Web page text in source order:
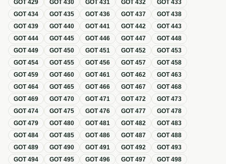
GOT 429 GOT 430 GOT 431 GOT 432 GOT 433
GOT434 GOT435 GOT436 GOT437 GOT438
GOT439 GOT440 GOT441 GOT442 GOT443
GOT444 GOT445 GOT446 GOT447 GOT448
GOT449 GOT450 GOT451 GOT452 GOT453
GOT454 GOT455 GOT456 GOT457 GOT458
GOT459 GOT460 GOT461 GOT462 GOT463
GOT464 GOT465 GOT466 GOT467 GOT468
GOT469 GOT470 GOT471 GOT472 GOT473
GOT474 GOT475 GOT476 GOT477 GOT478
GOT479 GOT480 GOT481 GOT482 GOT483
GOT484 GOT485 GOT486 GOT487 GOT488
GOT489 GOT490 GOT491 GOT492 GOT493
GOT494 GOT495 GOT496 GOT497 GOT498